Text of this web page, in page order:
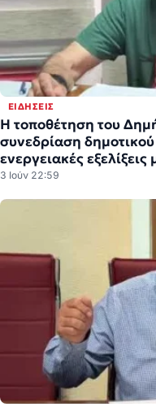
ΕΙΔΉΣΕΙΣ
Η τοποθέτηση του
συνεδρίαση
ενεργειακές
3 Ιούν 22:59